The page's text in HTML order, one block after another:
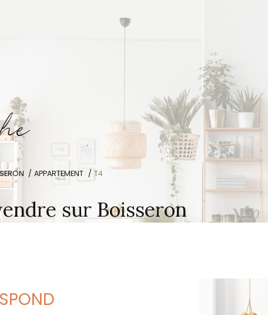
he
APPARTEMENT T4
sur Boisseron